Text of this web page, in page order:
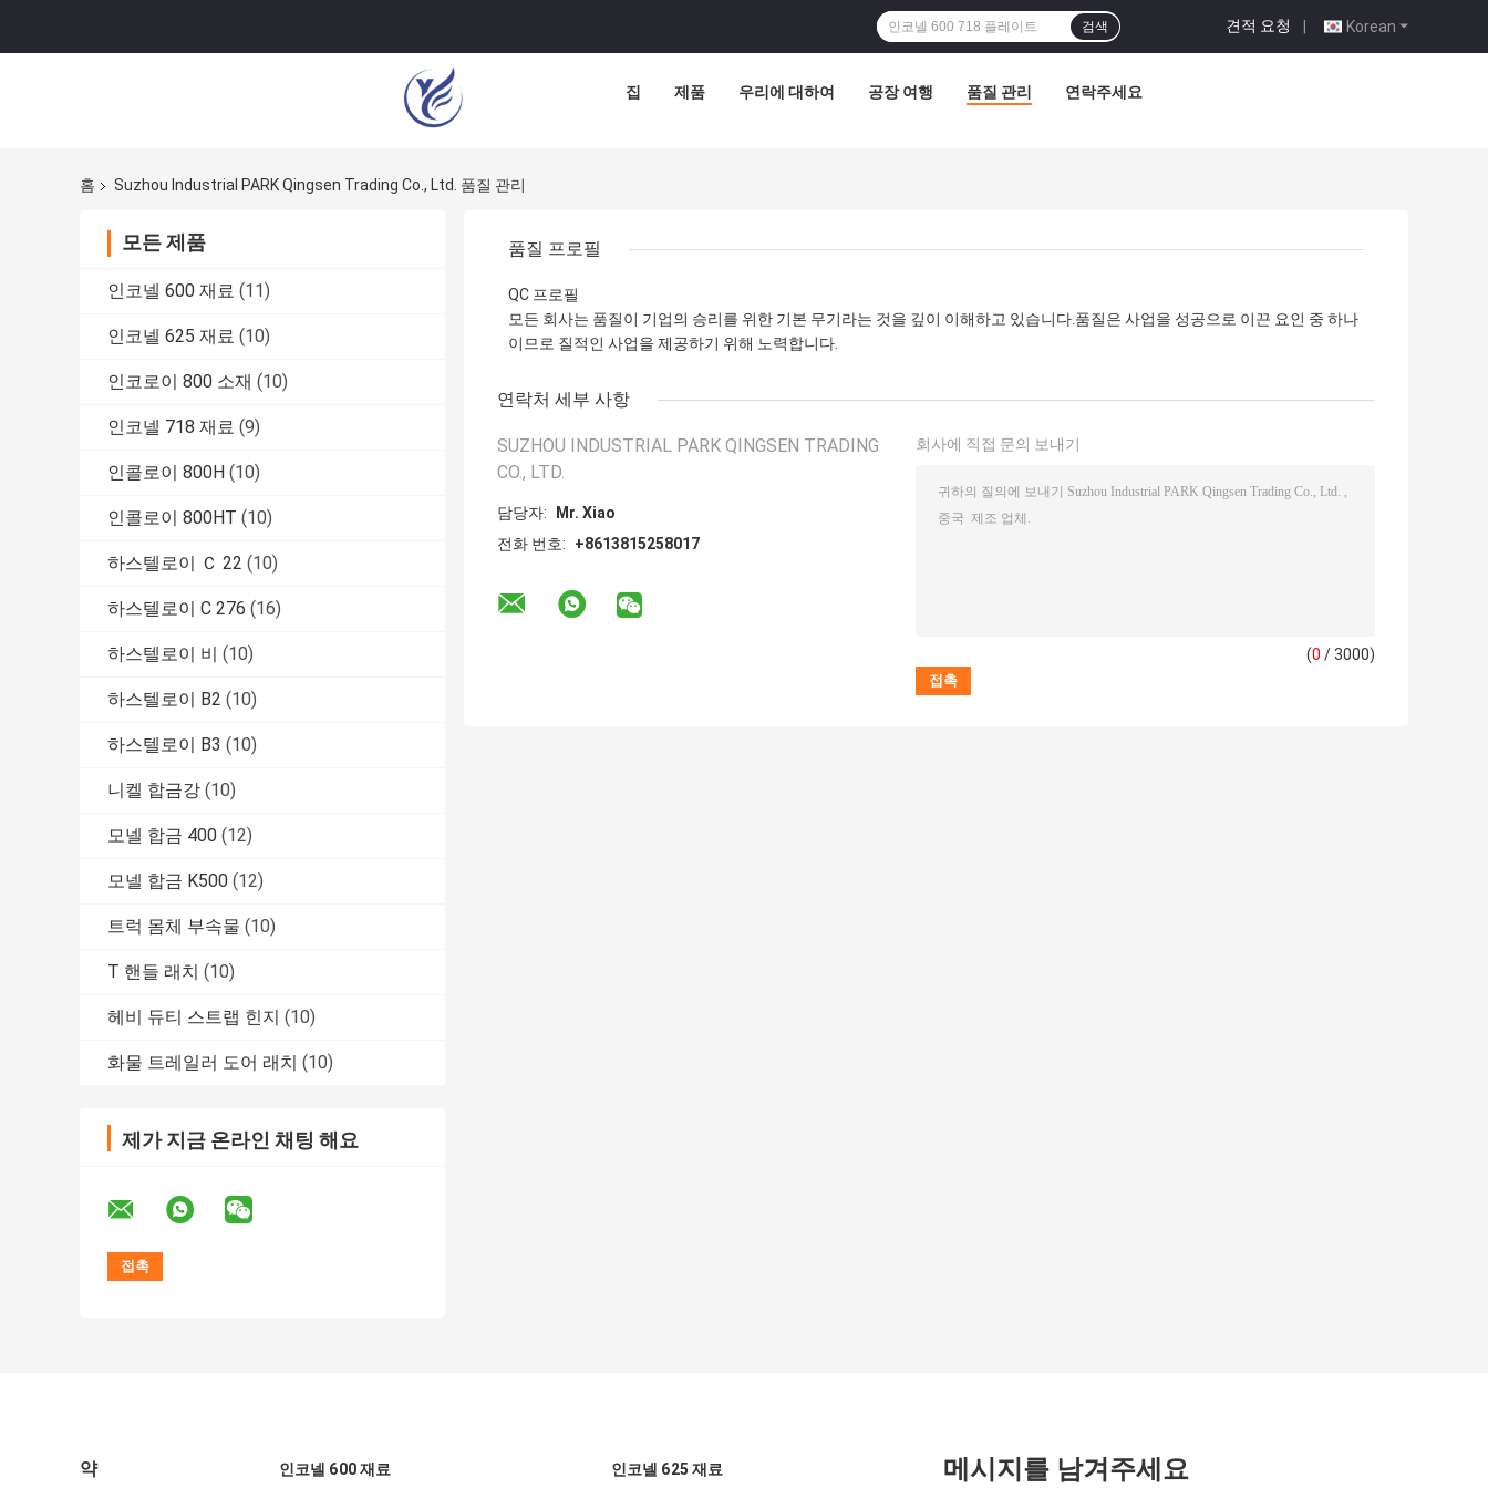
Korean
견적 요청 |
검색
집 제품 우리에 대하여 공장 여행 품질 관리 연락주세요
홈 Suzhou Industrial PARK Qingsen Trading Co., Ltd. 품질 관리
모든 제품
인코넬 600 재료 (11)
인코넬 625 재료 (10)
인코로이 800 소재 (10)
인코넬 718 재료 (9)
인콜로이 800H (10)
인콜로이 800HT (10)
하스텔로이 Ｃ 22 (10)
하스텔로이 C 276 (16)
하스텔로이 비 (10)
하스텔로이 B2 (10)
하스텔로이 B3 (10)
니켈 합금강 (10)
모넬 합금 400 (12)
모넬 합금 K500 (12)
트럭 몸체 부속물 (10)
T 핸들 래치 (10)
헤비 듀티 스트랩 힌지 (10)
화물 트레일러 도어 래치 (10)
제가 지금 온라인 채팅 해요
품질 프로필
QC 프로필
모든 회사는 품질이 기업의 승리를 위한 기본 무기라는 것을 깊이 이해하고 있습니다.품질은 사업을 성공으로 이끈 요인 중 하나
이므로 질적인 사업을 제공하기 위해 노력합니다.
연락처 세부 사항
SUZHOU INDUSTRIAL PARK QINGSEN TRADING
CO., LTD.
담당자:
Mr. Xiao
전화 번호:
+8613815258017
회사에 직접 문의 보내기
(0 / 3000)
약 인코넬 600 재료 인코넬 625 재료 메시지를 남겨주세요